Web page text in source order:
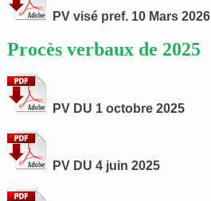
PV visé pref. 10 Mars 2026
Procès verbaux de 2025
PV DU 1 octobre 2025
PV DU 4 juin 2025